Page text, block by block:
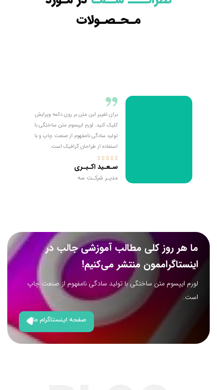
مـحـصـولات
برای تغییر این متن بر روی دکمه ویرایش
کلیک کنید. لورم ایپسوم متن ساختگی با
تولید سادگی نامفهوم از صنعت چاپ و با
استفاده از طراحان گرافیک است.





سـعـید اکـبـری
مدیـر شرکـت سه
ما هر روز کلی مطالب آموزشی جالب در
اینستاگراممون منتشر می‌کنیم!
لورم ایپسوم متن ساختگی با تولید سادگی نامفهوم از صنعت چاپ
است.
صفحه اینستاگرام ما